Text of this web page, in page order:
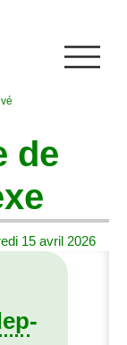
de
15 avril 2026
-